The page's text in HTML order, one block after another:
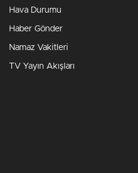
Hava Durumu
Haber Gönder
Namaz Vakitleri
TV Yayın Akışları